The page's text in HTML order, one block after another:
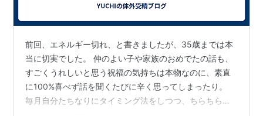
前回、エネルギー切れ、と書きましたが、35歳までは本
当に切実でした。 仲のよい子や家族のおめでたの話も、
すごくうれしいと思う祝福の気持ちは本物なのに、素直
に100%喜べず話を聞くたびに辛く思ってしまったり。
毎月自分たちなりにタイミング法をしつつ、ちらちらと